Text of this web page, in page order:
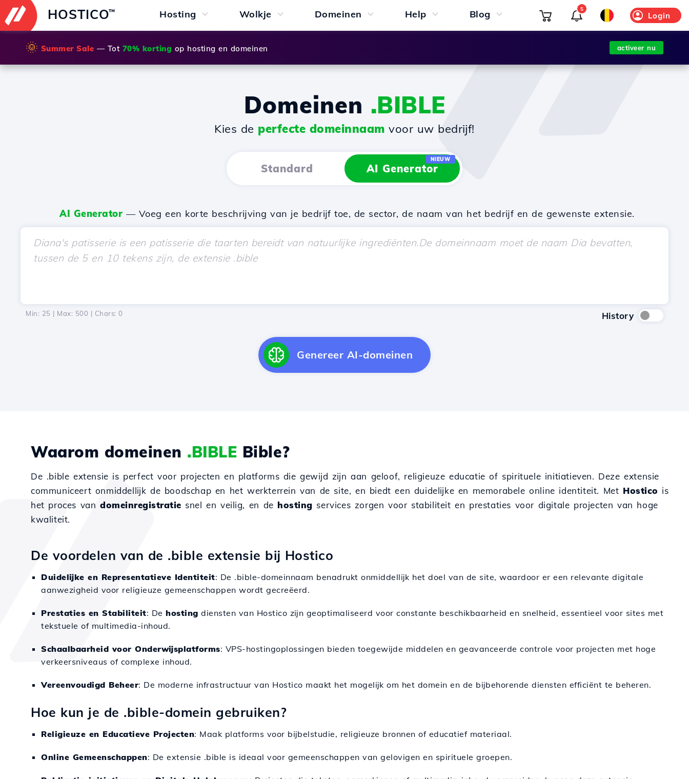
HOSTICO™ Hosting Wolkje Domeinen Help Blog Login
5
🌞 Summer Sale — Tot 70% korting op hosting en domeinen activeer nu
Domeinen .BIBLE
Kies de perfecte domeinnaam voor uw bedrijf!
Standard AI Generator
NIEUW
AI Generator — Voeg een korte beschrijving van je bedrijf toe, de sector, de naam van het bedrijf en de gewenste extensie.
Min: 25 | Max: 500 | Chars: 0 History
Genereer AI-domeinen
Waarom domeinen .BIBLE Bible?
De .bible extensie is perfect voor projecten en platforms die gewijd zijn aan geloof, religieuze educatie of spirituele initiatieven. Deze extensie
communiceert onmiddellijk de boodschap en het werkterrein van de site, en biedt een duidelijke en memorabele online identiteit. Met Hostico is
het proces van domeinregistratie snel en veilig, en de hosting services zorgen voor stabiliteit en prestaties voor digitale projecten van hoge
kwaliteit.
De voordelen van de .bible extensie bij Hostico
Duidelijke en Representatieve Identiteit: De .bible-domeinnaam benadrukt onmiddellijk het doel van de site, waardoor er een relevante digitale
aanwezigheid voor religieuze gemeenschappen wordt gecreëerd.
Prestaties en Stabiliteit: De hosting diensten van Hostico zijn geoptimaliseerd voor constante beschikbaarheid en snelheid, essentieel voor sites met
tekstuele of multimedia-inhoud.
Schaalbaarheid voor Onderwijsplatforms: VPS-hostingoplossingen bieden toegewijde middelen en geavanceerde controle voor projecten met hoge
verkeersniveaus of complexe inhoud.
Vereenvoudigd Beheer: De moderne infrastructuur van Hostico maakt het mogelijk om het domein en de bijbehorende diensten efficiënt te beheren.
Hoe kun je de .bible-domein gebruiken?
Religieuze en Educatieve Projecten: Maak platforms voor bijbelstudie, religieuze bronnen of educatief materiaal.
Online Gemeenschappen: De extensie .bible is ideaal voor gemeenschappen van gelovigen en spirituele groepen.